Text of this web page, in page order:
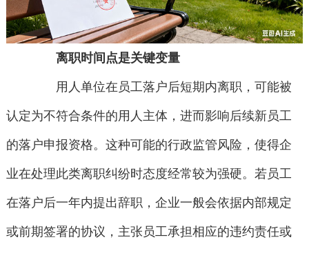
离职时间点是关键变量
用人单位在员工落户后短期内离职，可能被
认定为不符合条件的用人主体，进而影响后续新员工
的落户申报资格。这种可能的行政监管风险，使得企
业在处理此类离职纠纷时态度经常较为强硬。若员工
在落户后一年内提出辞职，企业一般会依据内部规定
或前期签署的协议，主张员工承担相应的违约责任或